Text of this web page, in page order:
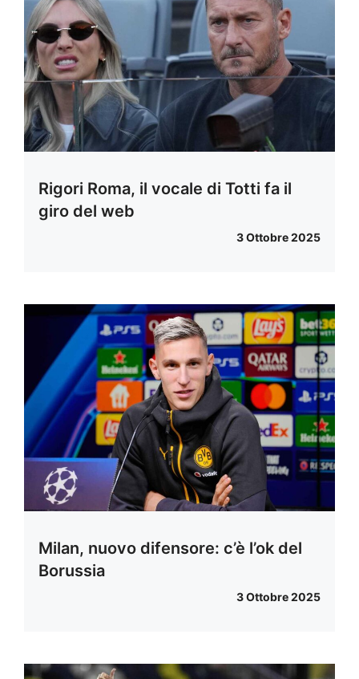
Rigori Roma, il vocale di Totti fa il
giro del web
3 Ottobre 2025
Milan, nuovo difensore: c’è l’ok del
Borussia
3 Ottobre 2025